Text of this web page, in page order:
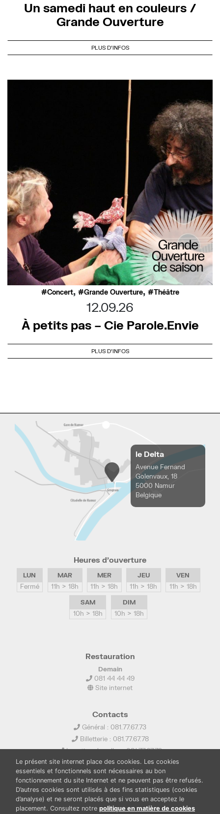
Un samedi haut en couleurs /
Grande Ouverture
PLUS D'INFOS
Concert, Grande Ouverture, Théâtre
12.09.26
À petits pas – Cie Parole.Envie
PLUS D'INFOS
le Delta
Avenue Fernand
Golenvaux, 18
5000 Namur
Belgique
Heures d’ouverture
LUN
Fermé
MAR
11h > 18h
MER
11h > 18h
JEU
11h > 18h
VEN
11h > 18h
SAM
10h > 18h
DIM
10h > 18h
Restauration
Demain
081 44 44 49
Site internet
Contacts
Général : 081.77.67.73
Billetterie : 081.77.67.78
Location de salles : 081.77.67.79
info@ledelta.be
Le présent site internet place des cookies. Les cookies
essentiels et fonctionnels sont nécessaires au bon
fonctionnement du site Internet et ne peuvent pas être refusés.
D’autres cookies sont utilisés à des fins statistiques (cookies
d’analyse) et ne seront placés que si vous en acceptez le
placement. Consultez notre politique en matière de cookies